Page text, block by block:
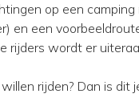
op een
en een
rijders wordt er
rijden? Dan is dit